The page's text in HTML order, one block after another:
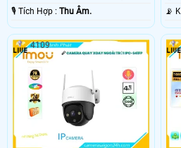
️🎙 Tích Hợp : Thu Âm.
4109